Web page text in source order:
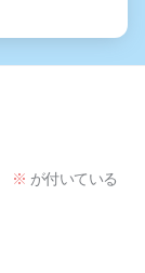
※ が付いている